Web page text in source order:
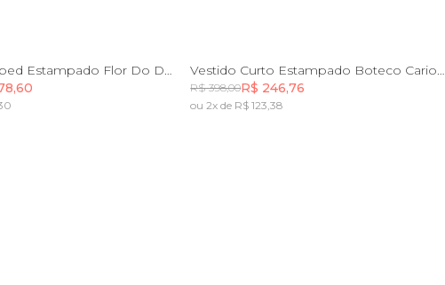
M GG Vestido Cropped Estampado Flor Do Deserto PP M Vestido Curto Estampado Boteco Carioca
R$ 398,00R$ 246,76
ou 2x de R$ 123,38